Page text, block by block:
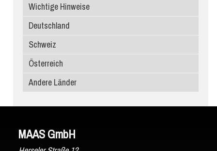
Santa Margherita
Edelstein
Infinity Keramik
Ariostea
Porcelanosa
Atlas Plan
SapienStone
Laminam
Wichtige Hinweise
Deutschland
Schweiz
Österreich
Andere Länder
MAAS GmbH